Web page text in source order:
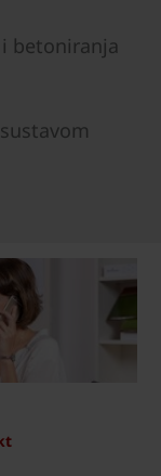
betoniranja